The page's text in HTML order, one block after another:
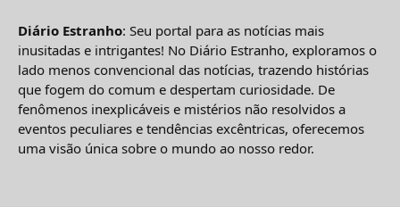
Diário Estranho: Seu portal para as notícias mais
inusitadas e intrigantes! No Diário Estranho, exploramos o
lado menos convencional das notícias, trazendo histórias
que fogem do comum e despertam curiosidade. De
fenômenos inexplicáveis e mistérios não resolvidos a
eventos peculiares e tendências excêntricas, oferecemos
uma visão única sobre o mundo ao nosso redor.